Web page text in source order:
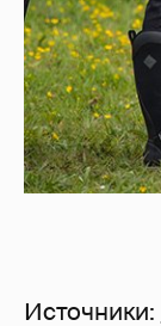
Источники: